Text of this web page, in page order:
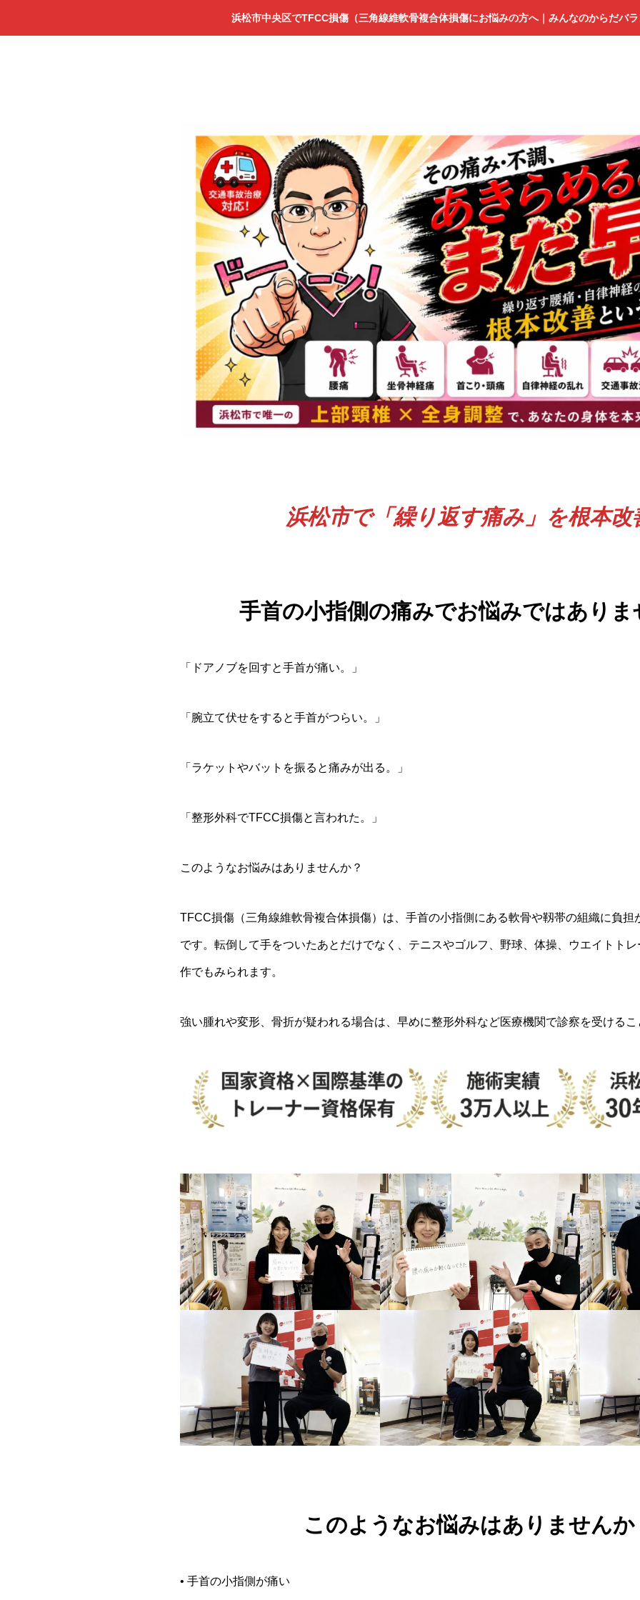
浜松市中央区でTFCC損傷（三角線維軟骨複合体損傷にお悩みの方へ｜みんなのからだバ
浜松市で「繰り返す痛み」を根本改
手首の小指側の痛みでお悩みではありま
「ドアノブを回すと手首が痛い。」
「腕立て伏せをすると手首がつらい。」
「ラケットやバットを振ると痛みが出る。」
「整形外科でTFCC損傷と言われた。」
このようなお悩みはありませんか？
TFCC損傷（三角線維軟骨複合体損傷）は、手首の小指側にある軟骨や靱帯の組織に負担
です。転倒して手をついたあとだけでなく、テニスやゴルフ、野球、体操、ウエイトト
作でもみられます。
強い腫れや変形、骨折が疑われる場合は、早めに整形外科など医療機関で診察を受ける
このようなお悩みはありませんか
• 手首の小指側が痛い